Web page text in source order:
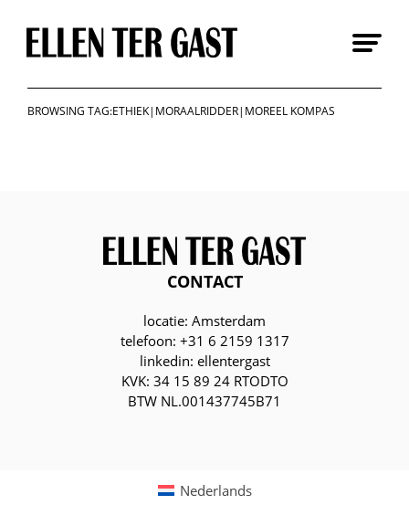
content
BROWSING TAG:ETHIEK|MORAALRIDDER|MOREEL KOMPAS
CONTACT
locatie: Amsterdam
telefoon: +31 6 2159 1317
linkedin: ellentergast
KVK: 34 15 89 24 RTODTO
BTW NL.001437745B71
Nederlands